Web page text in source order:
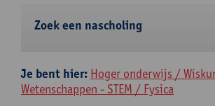
Zoek een nascholing
Je bent hier: Hoger onderwijs /
Wetenschappen - STEM / Fysica